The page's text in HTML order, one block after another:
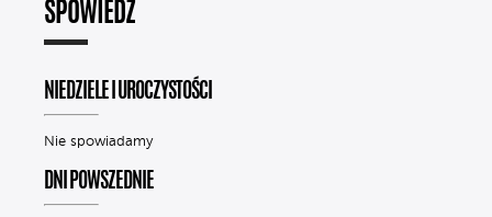
SPOWIEDŹ
NIEDZIELE I UROCZYSTOŚCI
Nie spowiadamy
DNI POWSZEDNIE